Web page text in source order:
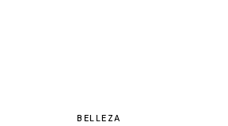
BELLEZA